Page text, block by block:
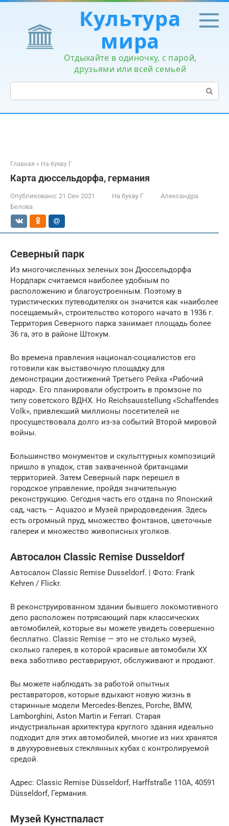
Перейти
контенту
Культура
мира
Отдыхайте в одиночку, с парой,
друзьями или всей семьей
Поиск:
Главная » На букву Г
Карта дюссельдорфа, германия
Опубликовано: 21 Сен 2021 На букву Г
Александра
Белова
Северный парк
Из многочисленных зеленых зон Дюссельдорфа
Нордпарк считаемся наиболее удобным по
расположению и благоустроенным. Поэтому в
туристических путеводителях он значится как «наиболее
посещаемый», строительство которого начато в 1936 г.
Территория Северного парка занимает площадь более
36 га, это в районе Штокум.
Во времена правления национал-социалистов его
готовили как выставочную площадку для
демонстрации достижений Третьего Рейха «Рабочий
народ». Его планировали обустроить в промзоне по
типу советского ВДНХ. Но Reichsausstellung «Schaffendes
Volk», привлекший миллионы посетителей не
просуществовала долго из-за событий Второй мировой
войны.
Большинство монументов и скульптурных композиций
пришло в упадок, став захваченной британцами
территорией. Затем Северный парк перешел в
городское управление, пройдя значительную
реконструкцию. Сегодня часть его отдана по Японский
сад, часть – Aquazoo и Музей природоведения. Здесь
есть огромный пруд, множество фонтанов, цветочные
галереи и множество живописных уголков.
Автосалон Classic Remise Dusseldorf
Автосалон Classic Remise Dusseldorf. | Фото: Frank
Kehren / Flickr.
В реконструированном здании бывшего локомотивного
депо расположен потрясающий парк классических
автомобилей, которые вы можете увидеть совершенно
бесплатно. Classic Remise — это не столько музей,
сколько галерея, в которой красивые автомобили XX
века заботливо реставрируют, обслуживают и продают.
Вы можете наблюдать за работой опытных
реставраторов, которые вдыхают новую жизнь в
старинные модели Mercedes-Benzes, Porche, BMW,
Lamborghini, Aston Martin и Ferrari. Старая
индустриальная архитектура круглого здания идеально
подходит для этих автомобилей, многие из них хранятся
в двухуровневых стеклянных кубах с контролируемой
средой.
Адрес: Classic Remise Düsseldorf, Harffstraße 110A, 40591
Düsseldorf, Германия.
Музей Кунстпаласт